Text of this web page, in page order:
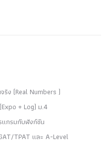
ง (Real Numbers )
+ Log) ม.4
กรมกับฟังก์ชัน
TPAT และ A-Level